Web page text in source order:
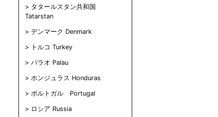
タタールスタン共和国
Tatarstan
デンマーク Denmark
トルコ Turkey
パラオ Palau
ホンジュラス Honduras
ポルトガル Portugal
ロシア Russia